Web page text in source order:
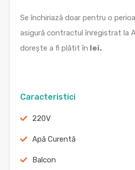
Se închiriază doar pentru o
asigură contractul înregistrat la
dorește a fi plătit în lei.
Caracteristici
220V
Apă Curentă
Balcon